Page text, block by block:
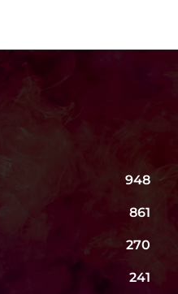
948
861
270
241